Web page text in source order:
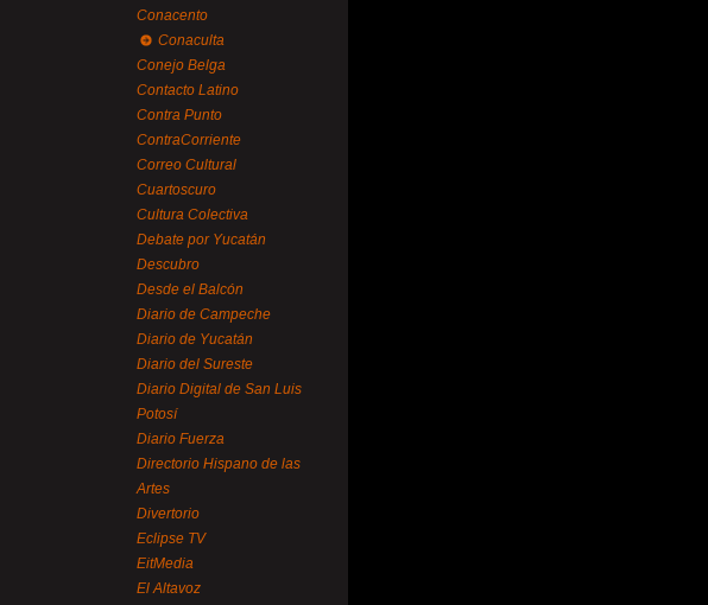
Conacento
Conaculta
Conejo Belga
Contacto Latino
Contra Punto
ContraCorriente
Correo Cultural
Cuartoscuro
Cultura Colectiva
Debate por Yucatán
Descubro
Desde el Balcón
Diario de Campeche
Diario de Yucatán
Diario del Sureste
Diario Digital de San Luis
Potosí
Diario Fuerza
Directorio Hispano de las
Artes
Divertorio
Eclipse TV
EitMedia
El Altavoz